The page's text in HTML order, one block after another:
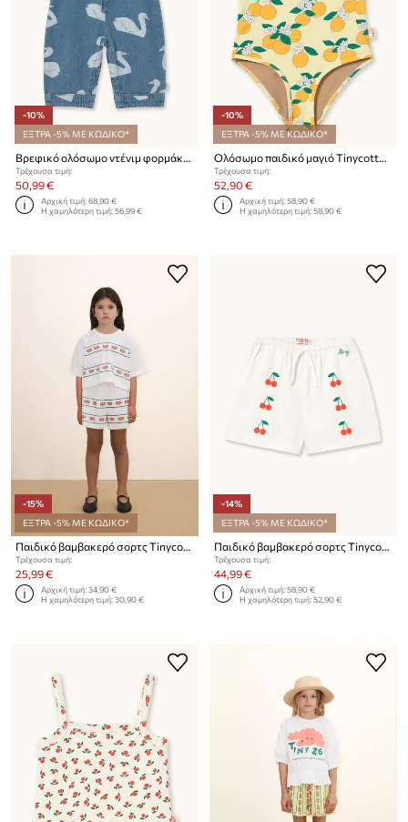
-10%
ΕΞΤΡΑ -5% ΜΕ ΚΩΔΙΚΟ*
Τρέχουσα τιμή:
50,99 €
Αρχική τιμή:68,90 €
Η χαμηλότερη τιμή:56,99 €
-10%
ΕΞΤΡΑ -5% ΜΕ ΚΩΔΙΚΟ*
Τρέχουσα τιμή:
52,90 €
Αρχική τιμή:58,90 €
Η χαμηλότερη τιμή:58,90 €
-15%
ΕΞΤΡΑ -5% ΜΕ ΚΩΔΙΚΟ*
Παιδικό βαμβακερό σορτς Tinycottons ROSES SHORTS
Τρέχουσα τιμή:
25,99 €
Αρχική τιμή:34,90 €
Η χαμηλότερη τιμή:30,90 €
-14%
ΕΞΤΡΑ -5% ΜΕ ΚΩΔΙΚΟ*
Παιδικό βαμβακερό σορτς Tinycottons MINI CHERRIES TWILL SHORTS
Τρέχουσα τιμή:
44,99 €
Αρχική τιμή:58,90 €
Η χαμηλότερη τιμή:52,90 €